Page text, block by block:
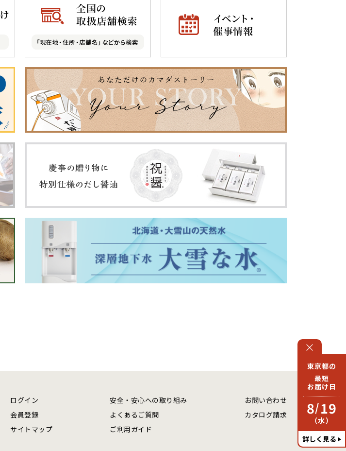
東京都の
最短
お届け日
8/19
（水）
詳しく見る
ログイン
会員登録
サイトマップ
安全・安心への取り組み
よくあるご質問
ご利用ガイド
お問い合わせ
カタログ請求